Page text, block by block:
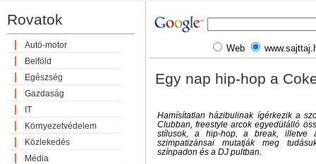
Rovatok
Autó-motor
Belföld
Egészség
Gazdaság
IT
Környezetvédelem
Közlekedés
Média
Web
Egy nap hip-hop a
Hamísítatlan házibulinak ígérkezik a
Clubban, freestyle arcok egyedülálló
stílusok, a hip-hop, a break, illetve
szimpatizánsai mutatják meg
színpadon és a DJ pultban.